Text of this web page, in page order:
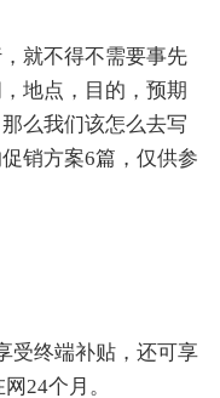
就不得不需要事先
地点，目的，预期
么我们该怎么去写
销方案6篇，仅供参
受终端补贴，还可享
24个月。